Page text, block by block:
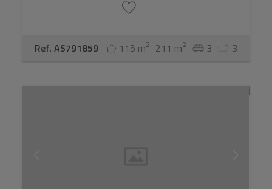
Ref. AS791859 115 m2 211 m2 3 3